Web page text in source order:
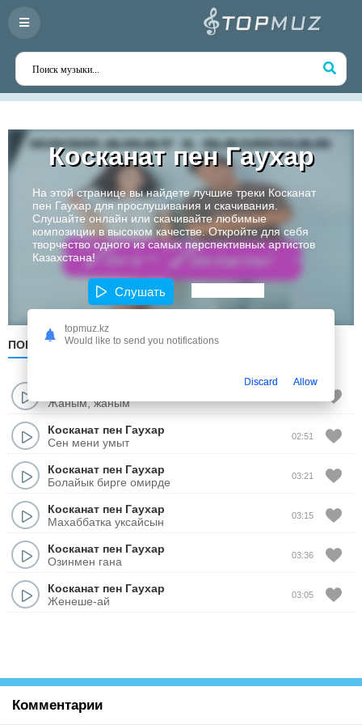
Косканат пен Гаухар
На этой странице вы найдете лучшие треки Косканат
пен Гаухар для прослушивания и скачивания.
Слушайте онлайн или скачивайте любимые
композиции в высоком качестве. Откройте для себя
творчество одного из самых перспективных артистов
Казахстана!
Слушать
ПОПУЛЯРНЫЕ ПО ДАТЕ ПО АЛФАВИТУ
Жаным, жаным
Косканат пен Гаухар
Сен мени умыт
02:51
Косканат пен Гаухар
Болайык бирге омирде
03:21
Косканат пен Гаухар
Махаббатка уксайсын
03:15
Косканат пен Гаухар
Озинмен гана
03:36
Косканат пен Гаухар
Женеше-ай
03:05
Комментарии
topmuz.kz
Would like to send you notifications
Discard Allow